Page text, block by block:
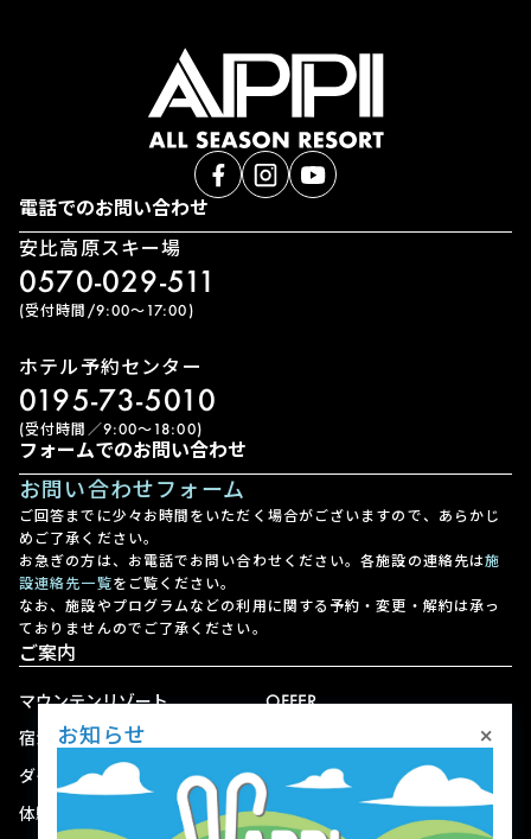
電話でのお問い合わせ
安比高原スキー場
0570-029-511
(受付時間/9:00〜17:00)
ホテル予約センター
0195-73-5010
(受付時間／9:00〜18:00)
フォームでのお問い合わせ
お問い合わせフォーム
ご回答までに少々お時間をいただく場合がございますので、あらかじ
めご了承ください。
お急ぎの方は、お電話でお問い合わせください。各施設の連絡先は施
設連絡先一覧をご覧ください。
なお、施設やプログラムなどの利用に関する予約・変更・解約は承っ
ておりませんのでご了承ください。
ご案内
マウンテンリゾート
宿泊
ダイニング
体験
OFFER
ショップ
お知らせ ×